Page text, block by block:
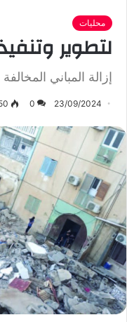
محليات
لتطوير
إزالة المباني
23/09/2024
0